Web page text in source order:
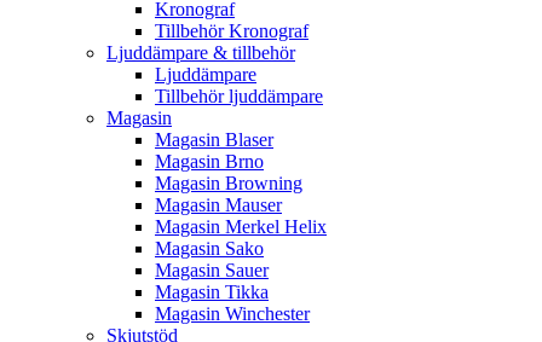
Kronograf
Tillbehör Kronograf
Ljuddämpare & tillbehör
Ljuddämpare
Tillbehör ljuddämpare
Magasin
Magasin Blaser
Magasin Brno
Magasin Browning
Magasin Mauser
Magasin Merkel Helix
Magasin Sako
Magasin Sauer
Magasin Tikka
Magasin Winchester
Skjutstöd